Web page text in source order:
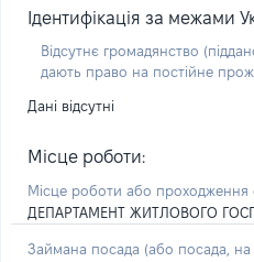
Ідентифікація за межами
Відсутнє громадянство
дають право на постійне
Дані відсутні
Місце роботи:
Місце роботи або проходження
ДЕПАРТАМЕНТ ЖИТЛОВОГО
Займана посада (або посада, на